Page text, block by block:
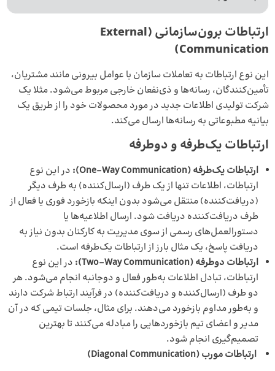
ارتباطات برون‌سازمانی (External
Communication)
این نوع ارتباطات به تعاملات سازمان با عوامل بیرونی مانند مشتریان،
تأمین‌کنندگان، رسانه‌ها و ذی‌نفعان خارجی مربوط می‌شود. مثلا یک
شرکت تولیدی اطلاعات جدید در مورد محصولات خود را از طریق یک
بیانیه مطبوعاتی به رسانه‌ها ارسال می‌کند.
ارتباطات یک‌طرفه و دوطرفه
ارتباطات یک‌طرفه(One-Way Communication):
در این نوع
ارتباطات، اطلاعات تنها از یک طرف (ارسال‌کننده) به طرف دیگر
(دریافت‌کننده) منتقل می‌شود بدون اینکه بازخورد فوری یا فعال از
طرف دریافت‌کننده دریافت شود. ارسال اطلاعیه‌ها یا
دستورالعمل‌های رسمی از سوی مدیریت به کارکنان بدون نیاز به
دریافت پاسخ، یک مثال بارز از ارتباطات یک‌طرفه است.
ارتباطات دوطرفه(Two-Way Communication):
در این نوع
ارتباطات، تبادل اطلاعات به‌طور فعال و دوجانبه انجام می‌شود. هر
دو طرف (ارسال‌کننده و دریافت‌کننده) در فرآیند ارتباط شرکت دارند
و به‌طور مداوم بازخورد می‌دهند. برای مثال، جلسات تیمی که در آن
مدیر و اعضای تیم بازخوردهایی را مبادله می‌کنند تا بهترین
تصمیم‌گیری انجام شود.
ارتباطات مورب(Diagonal Communication)